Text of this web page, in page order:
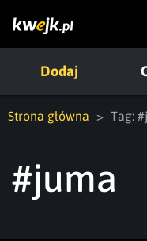
Dodaj
Strona główna Tag:
#juma